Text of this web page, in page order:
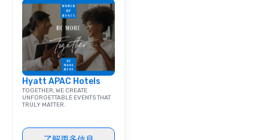
Hyatt APAC Hotels
TOGETHER, WE CREATE
UNFORGETTABLE EVENTS THAT
TRULY MATTER.